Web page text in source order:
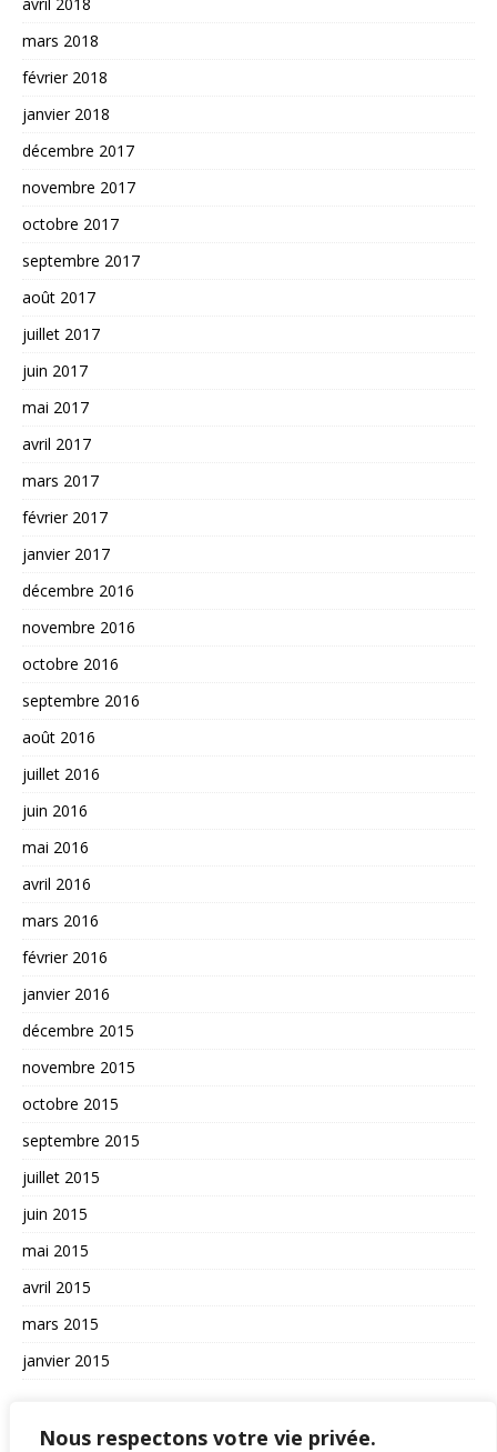
Nous respectons votre vie privée.
mars 2018
février 2018
janvier 2018
décembre 2017
novembre 2017
octobre 2017
septembre 2017
août 2017
juillet 2017
juin 2017
mai 2017
avril 2017
mars 2017
février 2017
janvier 2017
décembre 2016
novembre 2016
octobre 2016
septembre 2016
août 2016
juillet 2016
juin 2016
mai 2016
avril 2016
mars 2016
février 2016
janvier 2016
décembre 2015
novembre 2015
octobre 2015
septembre 2015
juillet 2015
juin 2015
mai 2015
avril 2015
mars 2015
janvier 2015